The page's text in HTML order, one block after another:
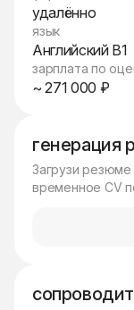
генерация
Загрузи
временное CV
удалённо
язык
Английский B1
зарплата по
~ 271 000 ₽